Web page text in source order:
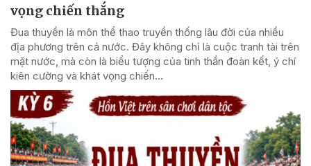
vọng chiến thắng
Đua thuyền là môn thể thao truyền thống lâu đời của nhiều
địa phương trên cả nước. Đây không chỉ là cuộc tranh tài trên
mặt nước, mà còn là biểu tượng của tinh thần đoàn kết, ý chí
kiên cường và khát vọng chiến...